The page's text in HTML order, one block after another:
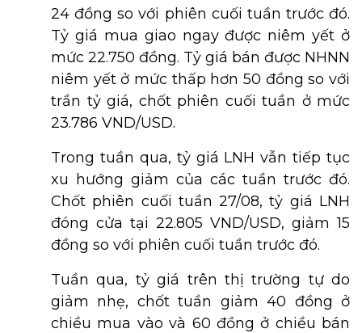
24 đồng so với phiên cuối tuần trước đó.
Tỷ giá mua giao ngay được niêm yết ở
mức 22.750 đồng. Tỷ giá bán được NHNN
niêm yết ở mức thấp hơn 50 đồng so với
trần tỷ giá, chốt phiên cuối tuần ở mức
23.786 VND/USD.
Trong tuần qua, tỷ giá LNH vẫn tiếp tục
xu hướng giảm của các tuần trước đó.
Chốt phiên cuối tuần 27/08, tỷ giá LNH
đóng cửa tại 22.805 VND/USD, giảm 15
đồng so với phiên cuối tuần trước đó.
Tuần qua, tỷ giá trên thị trường tự do
giảm nhẹ, chốt tuần giảm 40 đồng ở
chiều mua vào và 60 đồng ở chiều bán